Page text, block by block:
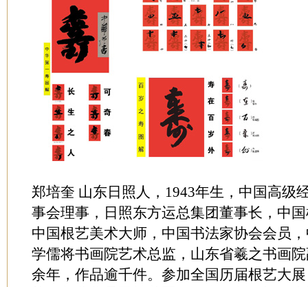
郑培奎 山东日照人，1943年生，中国高级
事会理事，日照东方运总集团董事长，中
中国根艺美术大师，中国书法家协会会员
学儒将书画院艺术总监，山东省羲之书画
余年，作品逾千件。参加全国历届根艺大